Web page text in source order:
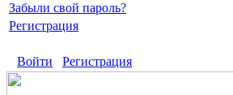
Забыли свой пароль?
Регистрация
Войти Регистрация